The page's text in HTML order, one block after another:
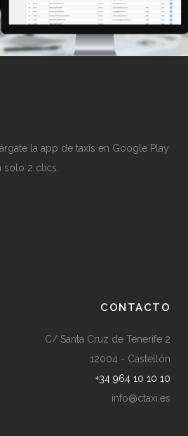
la app de taxis en Google Play
solo 2 clics.
CONTACTO
C/ Santa Cruz de Tenerife 2
12004 - Castellón
+34 964 10 10 10
info@ctaxi.es